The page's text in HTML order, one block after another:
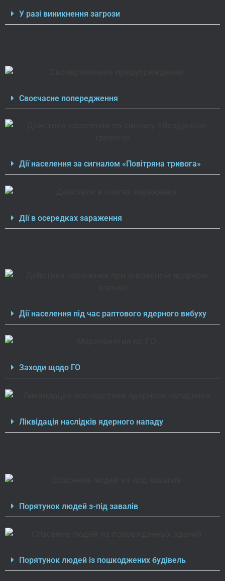
У разі виникнення загрози
Своєчасне попередження
Дії населення за сигналом «Повітряна тривога»
Дії в осередках зараження
Дії населення під час раптового ядерного вибуху
Заходи щодо ГО
Ліквідація наслідків ядерного нападу
Порятунок людей з-під завалів
Порятунок людей із пошкоджених будівель